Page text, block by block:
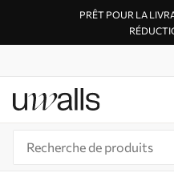
PRÊT POUR LA